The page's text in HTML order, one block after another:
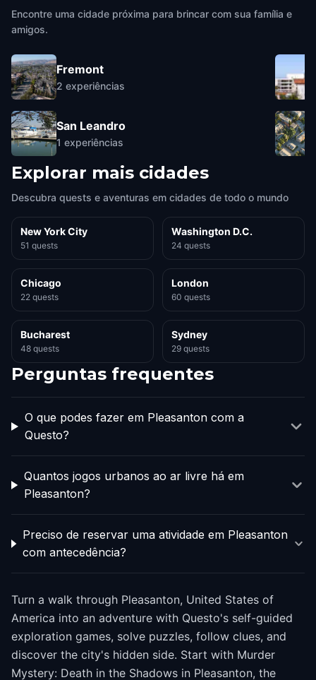
Encontre uma cidade próxima para brincar com sua família e
amigos.
Fremont
2 experiências
San Leandro
1 experiências
Explorar mais cidades
Descubra quests e aventuras em cidades de todo o mundo
New York City
51 quests
Washington D.C.
24 quests
Chicago
22 quests
London
60 quests
Bucharest
48 quests
Sydney
29 quests
Perguntas frequentes
O que podes fazer em Pleasanton com a
Questo?
Quantos jogos urbanos ao ar livre há em
Pleasanton?
Preciso de reservar uma atividade em Pleasanton
com antecedência?
Turn a walk through Pleasanton, United States of
America into an adventure with Questo's self-guided
exploration games, solve puzzles, follow clues, and
discover the city's hidden side. Start with Murder
Mystery: Death in the Shadows in Pleasanton, the